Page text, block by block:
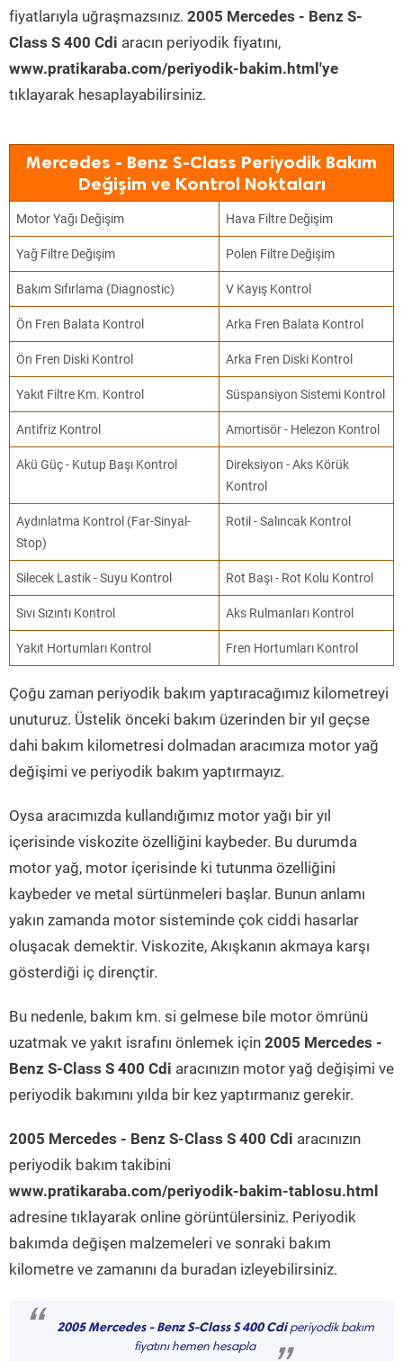
fiyatlarıyla uğraşmazsınız. 2005 Mercedes - Benz S-
Class S 400 Cdi aracın periyodik fiyatını,
www.pratikaraba.com/periyodik-bakim.html'ye
tıklayarak hesaplayabilirsiniz.
Mercedes - Benz S-Class Periyodik Bakım
Değişim ve Kontrol Noktaları
Motor Yağı Değişim Hava Filtre Değişim
Yağ Filtre Değişim Polen Filtre Değişim
Bakım Sıfırlama (Diagnostic) V Kayış Kontrol
Ön Fren Balata Kontrol Arka Fren Balata Kontrol
Ön Fren Diski Kontrol Arka Fren Diski Kontrol
Yakıt Filtre Km. Kontrol Süspansiyon Sistemi Kontrol
Antifriz Kontrol Amortisör - Helezon Kontrol
Akü Güç - Kutup Başı Kontrol
Direksiyon - Aks Körük
Kontrol
Aydınlatma Kontrol (Far-Sinyal-
Stop)
Rotil - Salıncak Kontrol
Silecek Lastik - Suyu Kontrol Rot Başı - Rot Kolu Kontrol
Sıvı Sızıntı Kontrol Aks Rulmanları Kontrol
Yakıt Hortumları Kontrol Fren Hortumları Kontrol
Çoğu zaman periyodik bakım yaptıracağımız kilometreyi
unuturuz. Üstelik önceki bakım üzerinden bir yıl geçse
dahi bakım kilometresi dolmadan aracımıza motor yağ
değişimi ve periyodik bakım yaptırmayız.
Oysa aracımızda kullandığımız motor yağı bir yıl
içerisinde viskozite özelliğini kaybeder. Bu durumda
motor yağ, motor içerisinde ki tutunma özelliğini
kaybeder ve metal sürtünmeleri başlar. Bunun anlamı
yakın zamanda motor sisteminde çok ciddi hasarlar
oluşacak demektir. Viskozite, Akışkanın akmaya karşı
gösterdiği iç dirençtir.
Bu nedenle, bakım km. si gelmese bile motor ömrünü
uzatmak ve yakıt israfını önlemek için 2005 Mercedes -
Benz S-Class S 400 Cdi aracınızın motor yağ değişimi ve
periyodik bakımını yılda bir kez yaptırmanız gerekir.
2005 Mercedes - Benz S-Class S 400 Cdi aracınızın
periyodik bakım takibini
www.pratikaraba.com/periyodik-bakim-tablosu.html
adresine tıklayarak online görüntülersiniz. Periyodik
bakımda değişen malzemeleri ve sonraki bakım
kilometre ve zamanını da buradan izleyebilirsiniz.
“ 2005 Mercedes - Benz S-Class S 400 Cdiperiyodik bakım
fiyatını hemen hesapla